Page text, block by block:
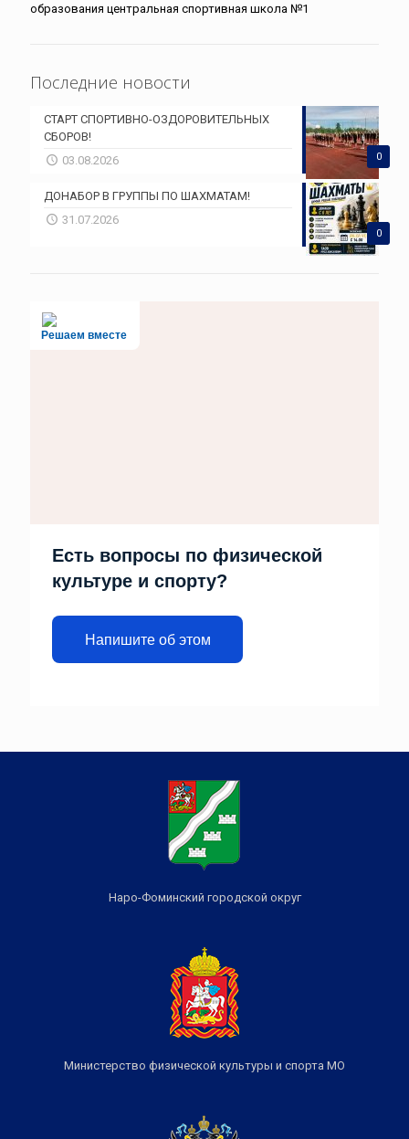
образования центральная спортивная школа №1
Последние новости
0
СТАРТ СПОРТИВНО-ОЗДОРОВИТЕЛЬНЫХ
СБОРОВ!
03.08.2026
0
ДОНАБОР В ГРУППЫ ПО ШАХМАТАМ!
31.07.2026
Решаем вместе
Есть вопросы по физической
культуре и спорту?
Напишите об этом
Наро-Фоминский городской округ
Министерство физической культуры и спорта МО